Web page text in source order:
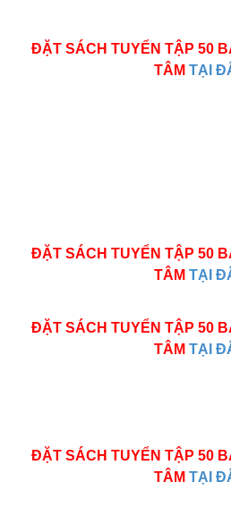
ĐẶT SÁCH TUYỂN TẬP 50
TÂM TẠI
ĐẶT SÁCH TUYỂN TẬP 50
TÂM TẠI
ĐẶT SÁCH TUYỂN TẬP 50
TÂM TẠI
ĐẶT SÁCH TUYỂN TẬP 50
TÂM TẠI